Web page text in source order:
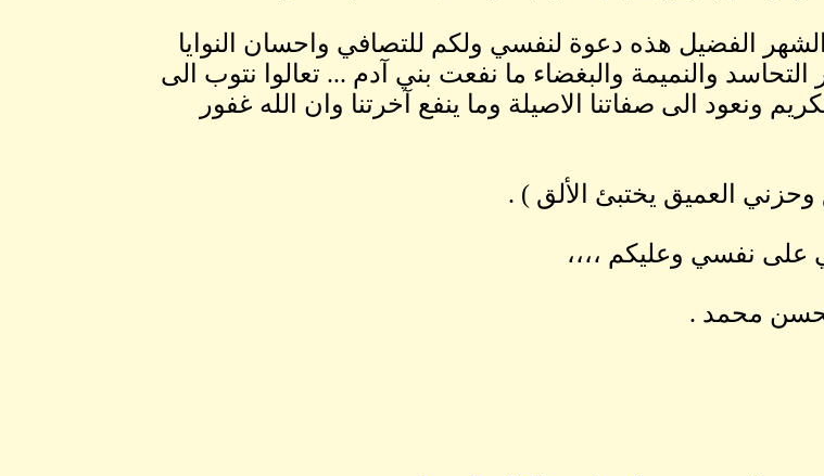
الفضيل هذه دعوة لنفسي ولكم للتصافي واحسان النوايا
التحاسد والنميمة والبغضاء ما نفعت بني آدم ... تعالوا نتوب الى
ونعود الى صفاتنا الاصيلة وما ينفع آخرتنا وان الله غفور
وحزني العميق يختبئ الألق ) .
على نفسي وعليكم ،،،،
محمد .